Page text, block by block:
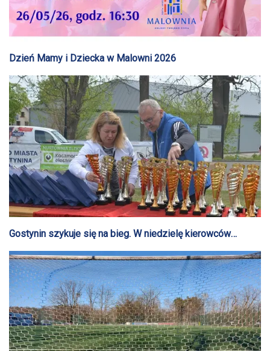
Dzień Mamy i Dziecka w Malowni 2026
Gostynin szykuje się na bieg. W niedzielę kierowców
czekają czasowe utrudnienia